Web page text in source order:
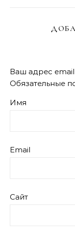
Ваш адрес email
Обязательные
Имя
Email
Сайт